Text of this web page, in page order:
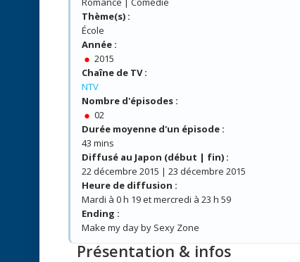
Thème(s) :
École
Année :
2015
Chaîne de TV :
NTV
Nombre d'épisodes :
02
Durée moyenne d'un épisode :
43 mins
Diffusé au Japon (début | fin) :
22 décembre 2015 | 23 décembre 2015
Heure de diffusion :
Mardi à 0 h 19 et mercredi à 23 h 59
Ending :
Make my day by Sexy Zone
Présentation & infos